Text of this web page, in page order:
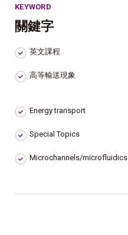
KEYWORD
關鍵字
英文課程
高等輸送現象
Energy transport
Special Topics
Microchannels/microfluidics